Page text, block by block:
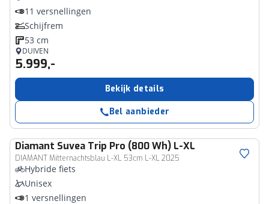
11 versnellingen
Schijfrem
53 cm
DUIVEN
5.999,-
Bekijk details
Bel aanbieder
Diamant Suvea Trip Pro (800 Wh) L-XL
DIAMANT Mitternachtsblau L-XL 53cm L-XL 2025
Hybride fiets
Unisex
1 versnellingen